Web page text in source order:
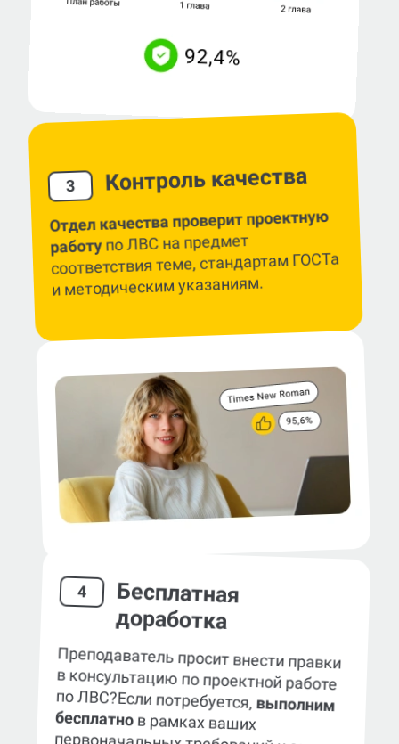
3 Контроль качества
Отдел качества проверит проектную
работупо ЛВС на предмет
соответствия теме, стандартам ГОСТа
и методическим указаниям.
4 Бесплатная
доработка
Преподаватель просит внести правки
в консультацию по проектной работе
по ЛВС?Если потребуется,выполним
бесплатнов рамках ваших